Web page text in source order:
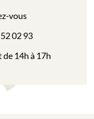
vous
02 93
de 14h à 17h